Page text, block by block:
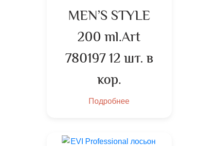
MEN’S STYLE
200 ml.Art
780197 12 шт. в
кор.
Подробнее